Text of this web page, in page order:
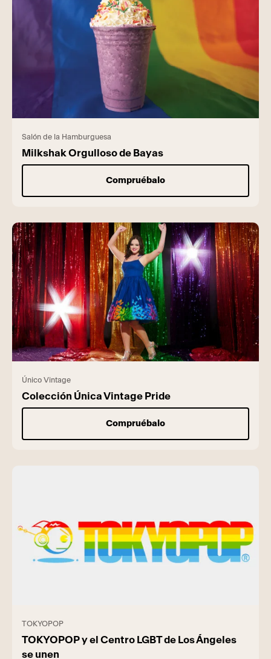
Salón de la Hamburguesa
Milkshak Orgulloso de Bayas
Compruébalo
Único Vintage
Colección Única Vintage Pride
Compruébalo
TOKYOPOP
TOKYOPOP y el Centro LGBT de Los Ángeles
se unen